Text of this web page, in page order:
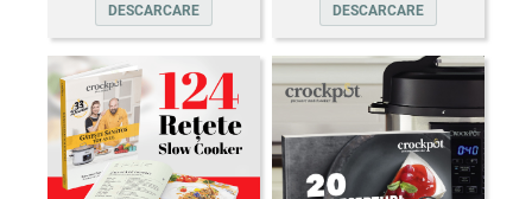
DESCARCARE DESCARCARE